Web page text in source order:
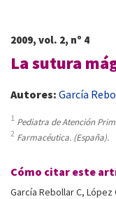
2009, vol. 2, nº 4
La sutura
Autores: García
1 Pediatra de Atención
2 Farmacéutica. (España).
Cómo citar este
García Rebollar C,